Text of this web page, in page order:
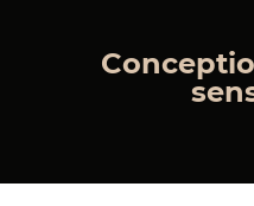
COMPÉTENCE
Entreprises